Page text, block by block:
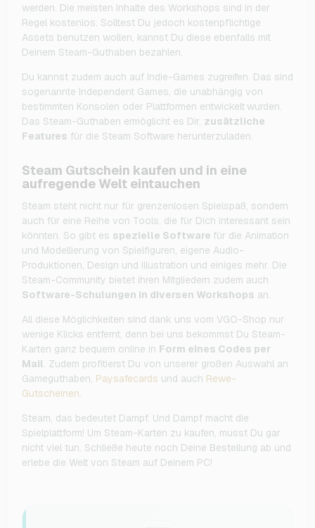
werden. Die meisten Inhalte des Workshops sind in der
Regel kostenlos. Solltest Du jedoch kostenpflichtige
Assets benutzen wollen, kannst Du diese ebenfalls mit
Deinem Steam-Guthaben bezahlen.
Du kannst zudem auch auf Indie-Games zugreifen. Das sind
sogenannte Independent Games, die unabhängig von
bestimmten Konsolen oder Plattformen entwickelt wurden.
Das Steam-Guthaben ermöglicht es Dir, zusätzliche
Features für die Steam Software herunterzuladen.
Steam Gutschein kaufen und in eine
aufregende Welt eintauchen
Steam steht nicht nur für grenzenlosen Spielspaß, sondern
auch für eine Reihe von Tools, die für Dich interessant sein
könnten. So gibt es spezielle Software für die Animation
und Modellierung von Spielfiguren, eigene Audio-
Produktionen, Design und Illustration und einiges mehr. Die
Steam-Community bietet ihren Mitgliedern zudem auch
Software-Schulungen in diversen Workshops an.
All diese Möglichkeiten sind dank uns vom VGO-Shop nur
wenige Klicks entfernt, denn bei uns bekommst Du Steam-
Karten ganz bequem online in Form eines Codes per
Mail. Zudem profitierst Du von unserer großen Auswahl an
Gameguthaben, Paysafecards und auch Rewe-
Gutscheinen.
Steam, das bedeutet Dampf. Und Dampf macht die
Spielplattform! Um Steam-Karten zu kaufen, musst Du gar
nicht viel tun. Schließe heute noch Deine Bestellung ab und
erlebe die Welt von Steam auf Deinem PC!